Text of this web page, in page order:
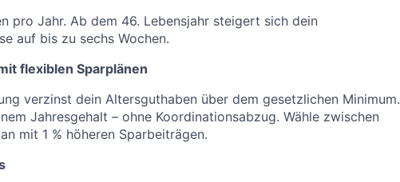
pro Jahr. Ab dem 46. Lebensjahr steigert sich dein
auf bis zu sechs Wochen.
flexiblen Sparplänen
verzinst dein Altersguthaben über dem gesetzlichen Minimum.
Jahresgehalt – ohne Koordinationsabzug. Wähle zwischen
mit 1 % höheren Sparbeiträgen.